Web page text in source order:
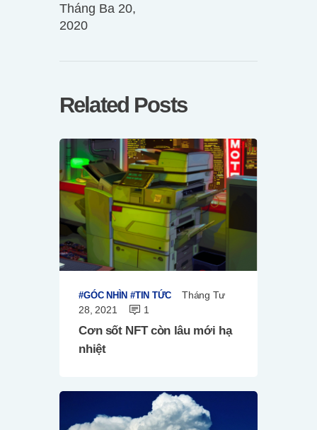
Tháng Ba 20,
2020
Related Posts
GÓC NHÌN TIN TỨC
Tháng Tư
28, 2021
1
Cơn sốt NFT còn lâu mới hạ
nhiệt